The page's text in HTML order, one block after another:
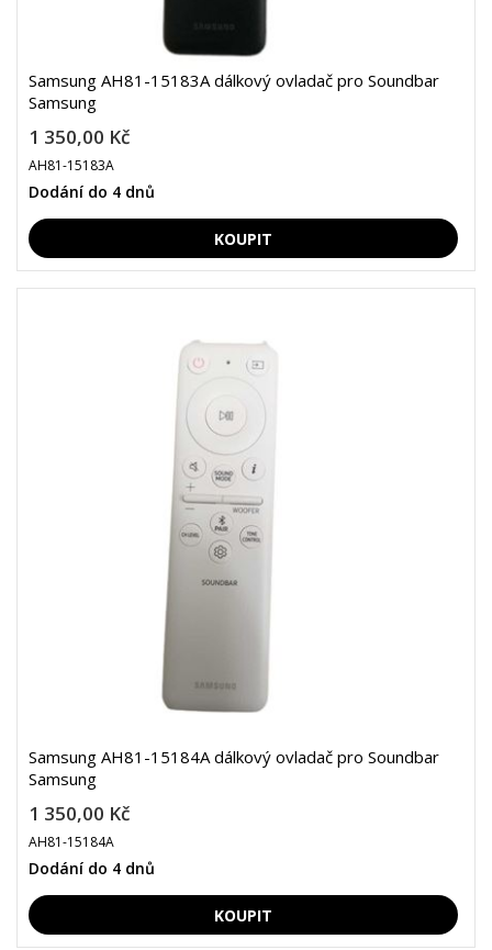
Samsung AH81-15183A dálkový ovladač pro Soundbar
Samsung
1 350,00 Kč
AH81-15183A
Dodání do 4 dnů
Samsung AH81-15184A dálkový ovladač pro Soundbar
Samsung
1 350,00 Kč
AH81-15184A
Dodání do 4 dnů